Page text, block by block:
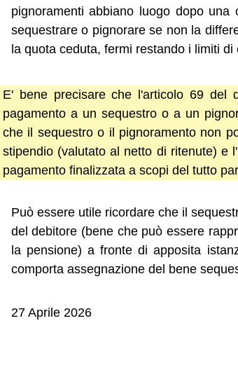
pignoramenti abbiano luogo dopo
sequestrare o pignorare se non la
la quota ceduta, fermi restando i limiti di
E' bene precisare che l'articolo 69 del
pagamento a un sequestro o a un
che il sequestro o il pignoramento non
stipendio (valutato al netto di ritenute) e
pagamento finalizzata a scopi del tutto
Può essere utile ricordare che il
del debitore (bene che può essere
la pensione) a fronte di apposita
comporta assegnazione del bene
27 Aprile 2026